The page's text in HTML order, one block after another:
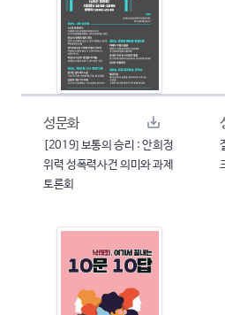
성문화
[2019] 보통의 승리 : 안희정
위력 성폭력사건 의미와 과제
토론회